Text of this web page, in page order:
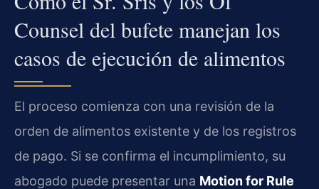
Counsel del bufete manejan los
casos de ejecución de alimentos
El proceso comienza con una revisión de la
orden de alimentos existente y de los registros
de pago. Si se confirma el incumplimiento, su
abogado puede presentar una Motion for Rule